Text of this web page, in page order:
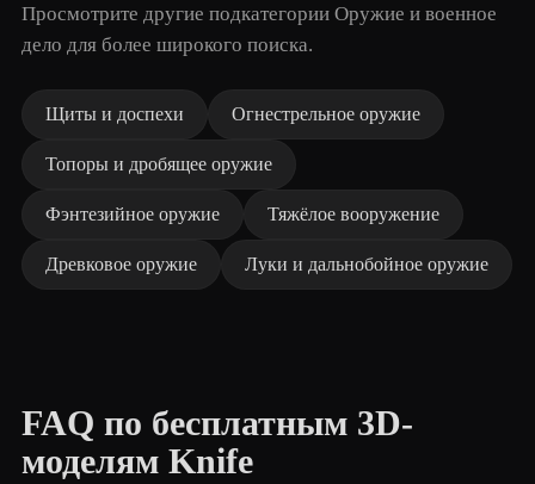
Просмотрите другие подкатегории Оружие и военное
дело для более широкого поиска.
Щиты и доспехи Огнестрельное оружие
Топоры и дробящее оружие
Фэнтезийное оружие Тяжёлое вооружение
Древковое оружие Луки и дальнобойное оружие
FAQ по бесплатным 3D-
моделям Knife